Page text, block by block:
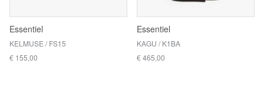
Essentiel
KELMUSE / FS15
€ 155,00
Essentiel
KAGU / K1BA
€ 465,00